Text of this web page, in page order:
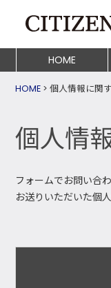
HOME
HOME > 個人情報に関
個人情
フォームでお問い合
お送りいただいた個